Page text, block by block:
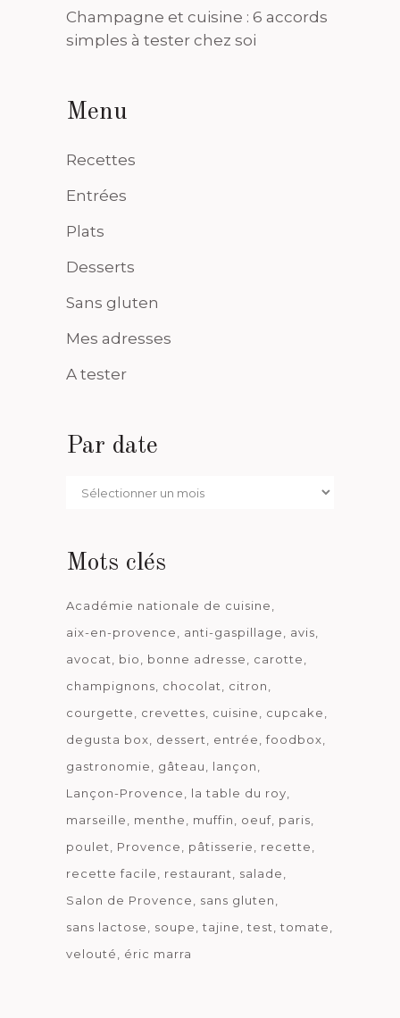
Champagne et cuisine : 6 accords
simples à tester chez soi
Menu
Recettes
Entrées
Plats
Desserts
Sans gluten
Mes adresses
A tester
Par date
Par
Mots clés
Académie nationale de cuisine
aix-en-provence
anti-gaspillage
avis
avocat
bio bonne adresse
carotte
champignons
chocolat
citron
courgette
crevettes cuisine
cupcake
degusta box
dessert entrée
foodbox
gastronomie
gâteau
lançon
Lançon-Provence
la table du roy
marseille
menthe muffin oeuf paris
poulet
Provence pâtisserie
recette
recette facile
restaurant
salade
Salon de Provence
sans gluten
sans lactose
soupe tajine test tomate
velouté
éric marra